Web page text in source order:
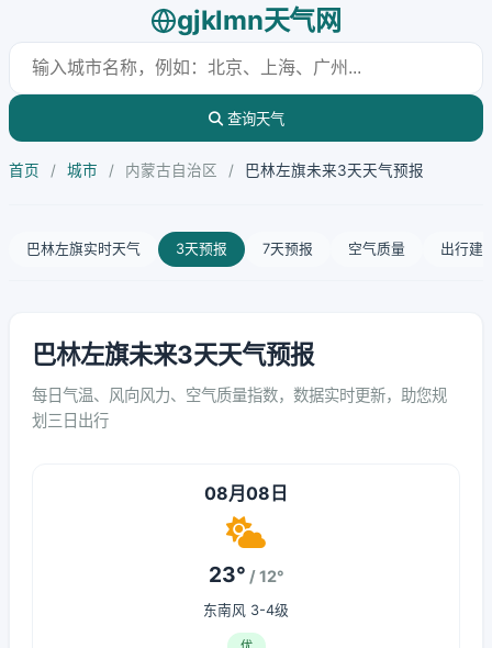
gjklmn天气网
查询天气
首页 / 城市 / 内蒙古自治区 / 巴林左旗未来3天天气预报
巴林左旗实时天气 3天预报 7天预报 空气质量 出行建
巴林左旗未来3天天气预报
每日气温、风向风力、空气质量指数，数据实时更新，助您规
划三日出行
08月08日
23° / 12°
东南风 3-4级